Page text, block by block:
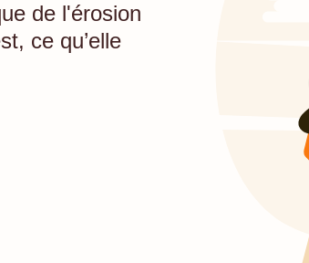
de l'érosion
ce qu’elle